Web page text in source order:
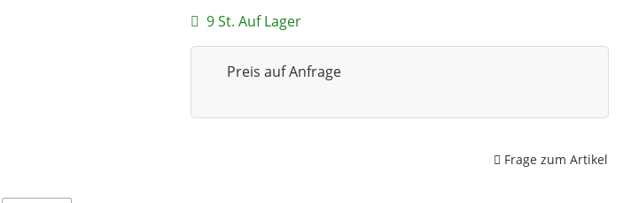
9 St. Auf Lager
Preis auf Anfrage
Frage zum Artikel